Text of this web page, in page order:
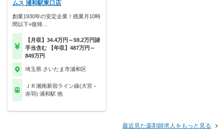
ムス 浦和駅東口店
創業1930年の安定企業！残業月10時
間以下×復帰…
【月収】34.4万円～59.2万円諸
手当含む 【年収】487万円～
849万円
埼玉県 さいたま市浦和区
ＪＲ湘南新宿ライン線(大宮－
赤羽) 浦和駅 他
最近見た薬剤師求人をもっと見る